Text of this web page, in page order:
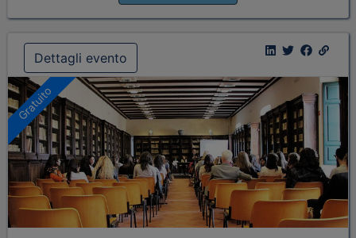
Dettagli evento
Gratuito